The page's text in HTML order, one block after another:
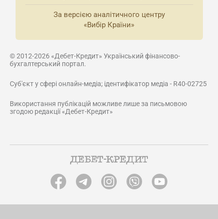
За версією аналітичного центру
«Вибір Країни»
© 2012-2026 «Дебет-Кредит» Український фінансово-
бухгалтерський портал.
Суб'єкт у сфері онлайн-медіа; ідентифікатор медіа - R40-02725
Використання публікацій можливе лише за письмовою
згодою редакції «Дебет-Кредит»